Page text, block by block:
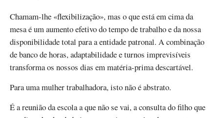
Chamam-lhe «flexibilização», mas o que está em cima da
mesa é um aumento efetivo do tempo de trabalho e da nossa
disponibilidade total para a entidade patronal. A combinação
de banco de horas, adaptabilidade e turnos imprevisíveis
transforma os nossos dias em matéria-prima descartável.
Para uma mulher trabalhadora, isto não é abstrato.
É a reunião da escola a que não se vai, a consulta do filho que